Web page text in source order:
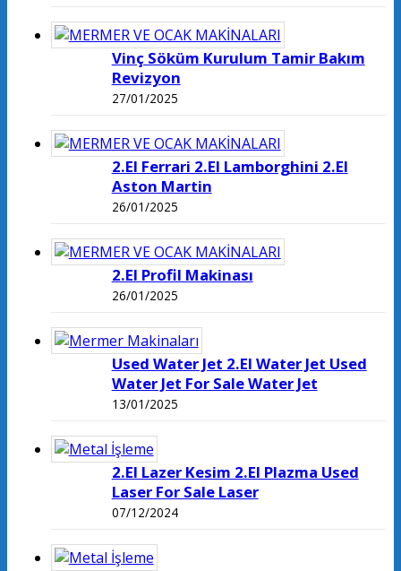
Vinç Söküm Kurulum Tamir Bakım
Revizyon
27/01/2025
2.El Ferrari 2.El Lamborghini 2.El
Aston Martin
26/01/2025
2.El Profil Makinası
26/01/2025
Used Water Jet 2.El Water Jet Used
Water Jet For Sale Water Jet
13/01/2025
2.El Lazer Kesim 2.El Plazma Used
Laser For Sale Laser
07/12/2024